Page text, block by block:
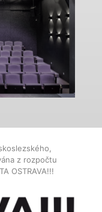
z rozpočtu
OSTRAVA!!!